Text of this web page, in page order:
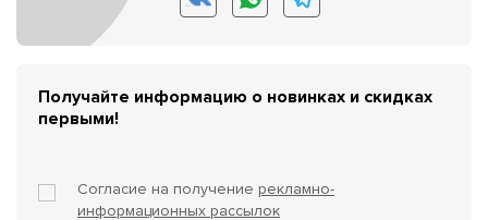
Получайте информацию о новинках и скидках
первыми!
Согласие на получение рекламно-
информационных рассылок